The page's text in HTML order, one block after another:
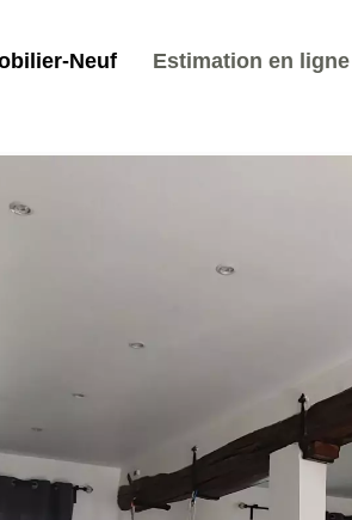
Neuf Estimation en ligne